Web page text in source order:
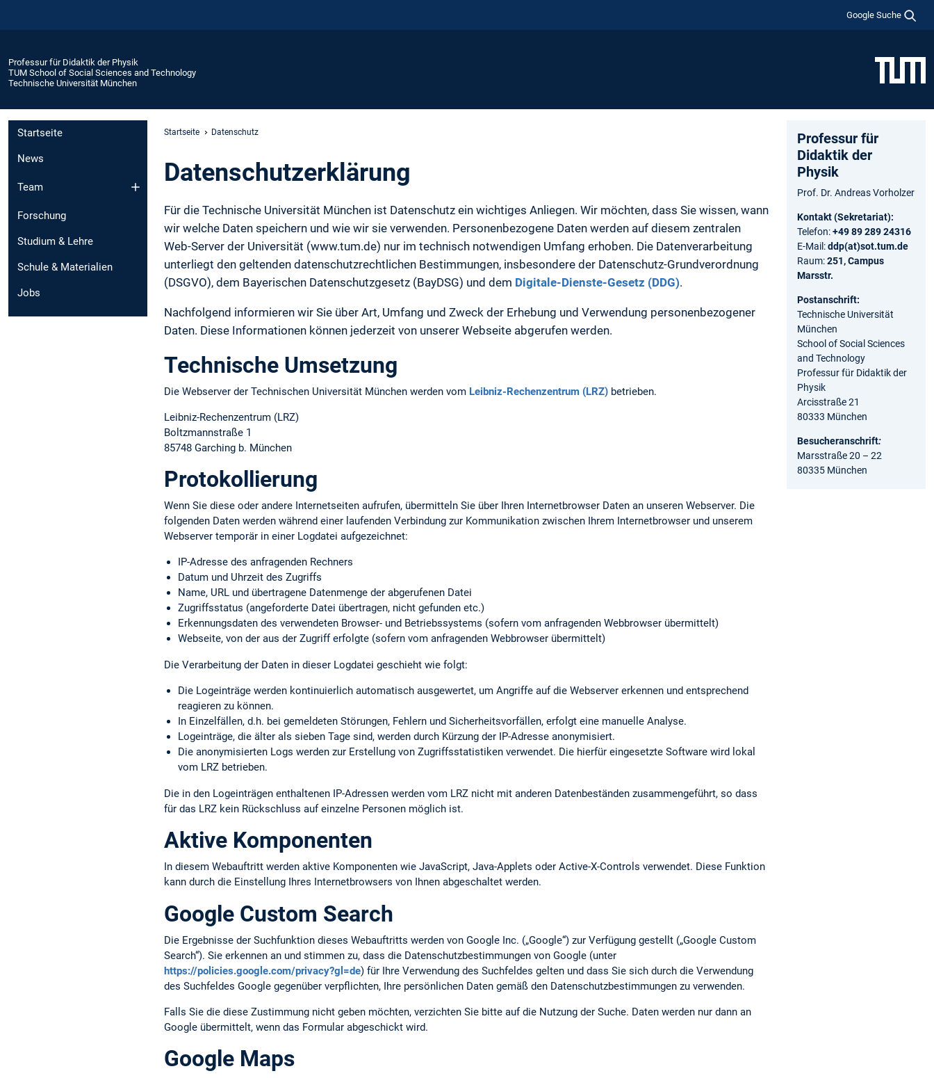
Google Suche
Professur für Didaktik der Physik
TUM School of Social Sciences and Technology
Technische Universität München
Startseite
News
Team
Forschung
Studium & Lehre
Schule & Materialien
Jobs
Startseite Datenschutz
Daten­schutz­erklärung
Für die Technische Universität München ist Datenschutz ein wichtiges Anliegen. Wir möchten, dass Sie wissen, wann
wir welche Daten speichern und wie wir sie verwenden. Personenbezogene Daten werden auf diesem zentralen
Web-Server der Universität (www.tum.de) nur im technisch notwendigen Umfang erhoben. Die Datenverarbeitung
unterliegt den geltenden datenschutzrechtlichen Bestimmungen, insbesondere der Datenschutz-Grundverordnung
(DSGVO), dem Bayerischen Datenschutzgesetz (BayDSG) und dem Digitale-Dienste-Gesetz (DDG).
Nachfolgend informieren wir Sie über Art, Umfang und Zweck der Erhebung und Verwendung personenbezogener
Daten. Diese Informationen können jederzeit von unserer Webseite abgerufen werden.
Technische Umsetzung
Die Webserver der Technischen Universität München werden vom Leibniz-Rechenzentrum (LRZ) betrieben.
Leibniz-Rechenzentrum (LRZ)
Boltzmannstraße 1
85748 Garching b. München
Protokollierung
Wenn Sie diese oder andere Internetseiten aufrufen, übermitteln Sie über Ihren Internetbrowser Daten an unseren Webserver. Die
folgenden Daten werden während einer laufenden Verbindung zur Kommunikation zwischen Ihrem Internetbrowser und unserem
Webserver temporär in einer Logdatei aufgezeichnet:
IP-Adresse des anfragenden Rechners
Datum und Uhrzeit des Zugriffs
Name, URL und übertragene Datenmenge der abgerufenen Datei
Zugriffsstatus (angeforderte Datei übertragen, nicht gefunden etc.)
Erkennungs­daten des verwendeten Browser- und Betriebssystems (sofern vom anfragenden Webbrowser übermittelt)
Webseite, von der aus der Zugriff erfolgte (sofern vom anfragenden Webbrowser übermittelt)
Die Verarbeitung der Daten in dieser Logdatei geschieht wie folgt:
Die Logeinträge werden kontinuierlich automatisch ausgewertet, um Angriffe auf die Webserver erkennen und entsprechend
reagieren zu können.
In Einzelfällen, d.h. bei gemeldeten Störungen, Fehlern und Sicherheits­vorfällen, erfolgt eine manuelle Analyse.
Logeinträge, die älter als sieben Tage sind, werden durch Kürzung der IP-Adresse anonymisiert.
Die anonymisierten Logs werden zur Erstellung von Zugriffs­statistiken verwendet. Die hierfür eingesetzte Software wird lokal
vom LRZ betrieben.
Die in den Logeinträgen enthaltenen IP-Adressen werden vom LRZ nicht mit anderen Datenbeständen zusammengeführt, so dass
für das LRZ kein Rückschluss auf einzelne Personen möglich ist.
Aktive Komponenten
In diesem Webauftritt werden aktive Komponenten wie JavaScript, Java-Applets oder Active-X-Controls verwendet. Diese Funktion
kann durch die Einstellung Ihres Internetbrowsers von Ihnen abgeschaltet werden.
Google Custom Search
Die Ergebnisse der Suchfunktion dieses Webauftritts werden von Google Inc. („Google“) zur Verfügung gestellt („Google Custom
Search“). Sie erkennen an und stimmen zu, dass die Datenschutzbestimmungen von Google (unter
https://policies.google.com/privacy?gl=de) für Ihre Verwendung des Suchfeldes gelten und dass Sie sich durch die Verwendung
des Suchfeldes Google gegenüber verpflichten, Ihre persönlichen Daten gemäß den Datenschutzbestimmungen zu verwenden.
Falls Sie die diese Zustimmung nicht geben möchten, verzichten Sie bitte auf die Nutzung der Suche. Daten werden nur dann an
Google übermittelt, wenn das Formular abgeschickt wird.
Google Maps
Professur für
Didaktik der
Physik
Prof. Dr. Andreas Vorholzer
Kontakt (Sekretariat):
Telefon:+49 89 289 24316
E-Mail:ddp(at)sot.tum.de
Raum:251, Campus
Marsstr.
Postanschrift:
Technische Universität
München
School of Social Sciences
and Technology
Professur für Didaktik der
Physik
Arcisstraße 21
80333 München
Besucheranschrift:
Marsstraße 20 – 22
80335 München